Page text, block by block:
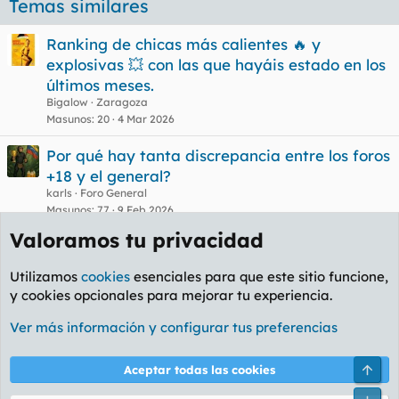
u
e
t
a
Temas similares
Ranking de chicas más calientes 🔥 y
explosivas 💥 con las que hayáis estado en los
últimos meses.
Bigalow
Zaragoza
Masunos 20 4 Mar 2026
Por qué hay tanta discrepancia entre los foros
+18 y el general?
karls
Foro General
Masunos 77 9 Feb 2026
¿Qué tienen en común la gente que se mete y
postea en este foro?
Cachondo Mental Foro General
Masunos 83 14 Nov 2025
No mames wey! Disturbios en Los Ángeles.
Panchitos y aliades haciendo fogatas.
Foro Política